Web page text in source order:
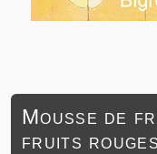
Mousse de
fruits rouges